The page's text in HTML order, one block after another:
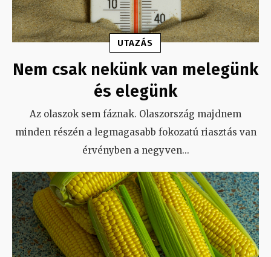
UTAZÁS
Nem csak nekünk van melegünk
és elegünk
Az olaszok sem fáznak. Olaszország majdnem
minden részén a legmagasabb fokozatú riasztás van
érvényben a negyven...